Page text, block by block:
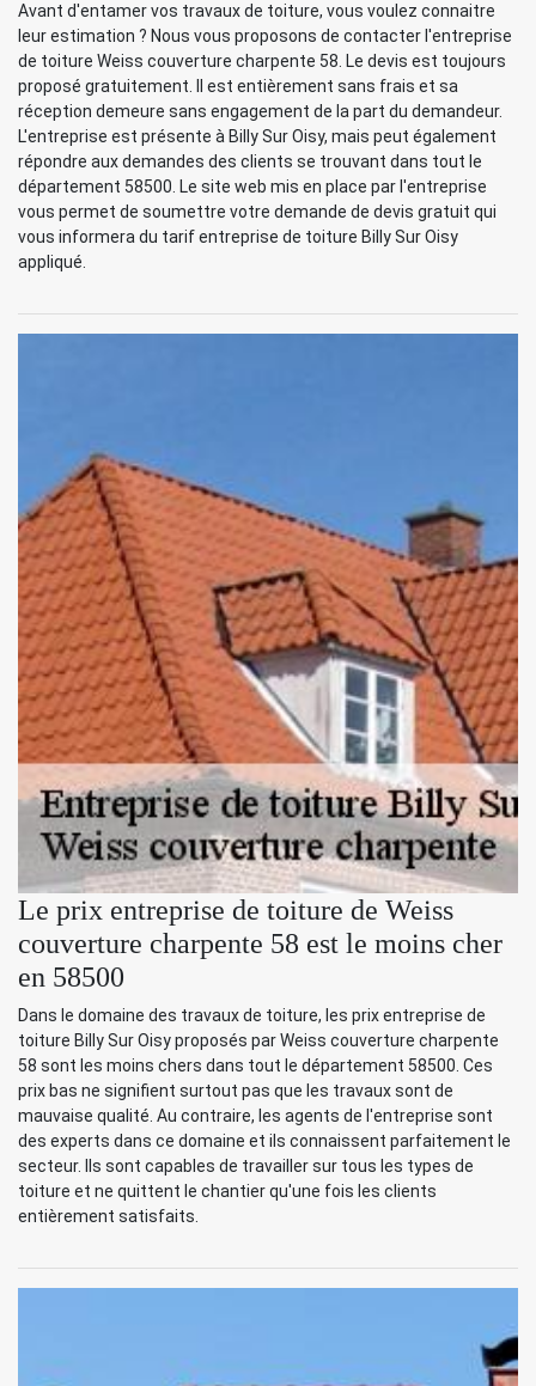
Avant d'entamer vos travaux de toiture, vous voulez connaitre
leur estimation ? Nous vous proposons de contacter l'entreprise
de toiture Weiss couverture charpente 58. Le devis est toujours
proposé gratuitement. Il est entièrement sans frais et sa
réception demeure sans engagement de la part du demandeur.
L'entreprise est présente à Billy Sur Oisy, mais peut également
répondre aux demandes des clients se trouvant dans tout le
département 58500. Le site web mis en place par l'entreprise
vous permet de soumettre votre demande de devis gratuit qui
vous informera du tarif entreprise de toiture Billy Sur Oisy
appliqué.
Le prix entreprise de toiture de Weiss
couverture charpente 58 est le moins cher
en 58500
Dans le domaine des travaux de toiture, les prix entreprise de
toiture Billy Sur Oisy proposés par Weiss couverture charpente
58 sont les moins chers dans tout le département 58500. Ces
prix bas ne signifient surtout pas que les travaux sont de
mauvaise qualité. Au contraire, les agents de l'entreprise sont
des experts dans ce domaine et ils connaissent parfaitement le
secteur. Ils sont capables de travailler sur tous les types de
toiture et ne quittent le chantier qu'une fois les clients
entièrement satisfaits.